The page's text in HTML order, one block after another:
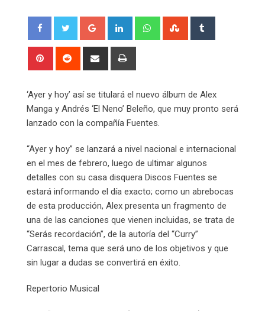
Google+ LinkedIn WhatsappStumbleUpon
Pinterest Reddit
Share
‘Ayer y hoy’ así se titulará el nuevo álbum de Alex
Manga y Andrés ‘El Neno’ Beleño, que muy pronto será
lanzado con la compañía Fuentes.
“Ayer y hoy” se lanzará a nivel nacional e internacional
en el mes de febrero, luego de ultimar algunos
detalles con su casa disquera Discos Fuentes se
estará informando el día exacto; como un abrebocas
de esta producción, Alex presenta un fragmento de
una de las canciones que vienen incluidas, se trata de
“Serás recordación”, de la autoría del “Curry”
Carrascal, tema que será uno de los objetivos y que
sin lugar a dudas se convertirá en éxito.
Repertorio Musical